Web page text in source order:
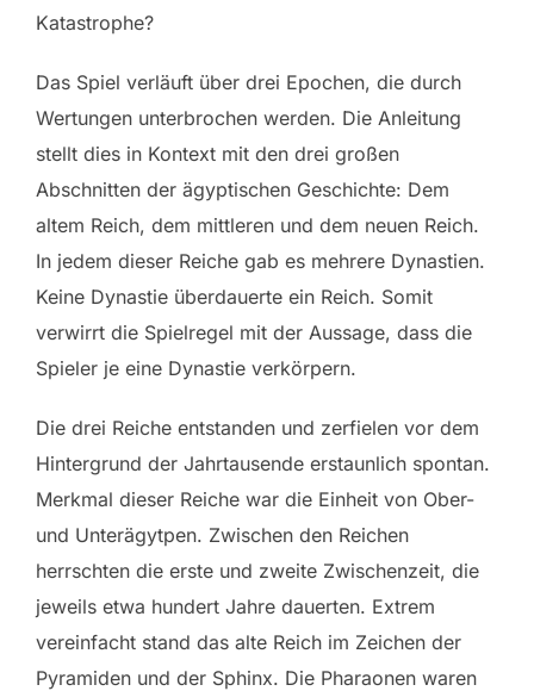
Katastrophe?
Das Spiel verläuft über drei Epochen, die durch
Wertungen unterbrochen werden. Die Anleitung
stellt dies in Kontext mit den drei großen
Abschnitten der ägyptischen Geschichte: Dem
altem Reich, dem mittleren und dem neuen Reich.
In jedem dieser Reiche gab es mehrere Dynastien.
Keine Dynastie überdauerte ein Reich. Somit
verwirrt die Spielregel mit der Aussage, dass die
Spieler je eine Dynastie verkörpern.
Die drei Reiche entstanden und zerfielen vor dem
Hintergrund der Jahrtausende erstaunlich spontan.
Merkmal dieser Reiche war die Einheit von Ober-
und Unterägytpen. Zwischen den Reichen
herrschten die erste und zweite Zwischenzeit, die
jeweils etwa hundert Jahre dauerten. Extrem
vereinfacht stand das alte Reich im Zeichen der
Pyramiden und der Sphinx. Die Pharaonen waren